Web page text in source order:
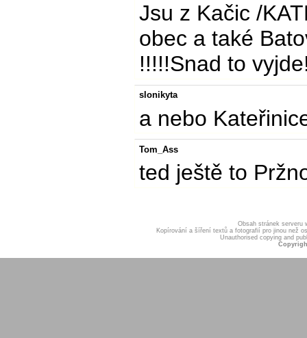
Jsu z Kačic /
obec a také
!!!!!Snad to
slonikyta
a nebo
Tom_Ass
ted ještě to
Obsah stránek serveru
Kopírování a šíření textů a fotografií pro jinou než
Unauthorised copying and